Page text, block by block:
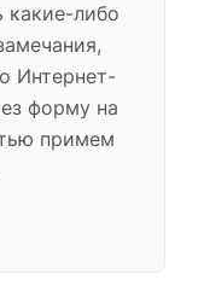
какие-либо
Интернет-
форму на
примем